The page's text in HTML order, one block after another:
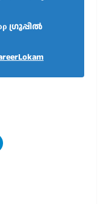
ഗ്രൂപ്പിൽ